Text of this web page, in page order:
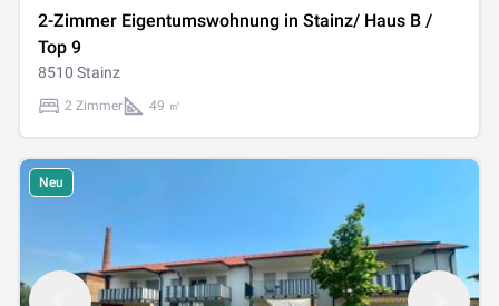
2-Zimmer Eigentumswohnung in Stainz/ Haus B /
Top 9
8510 Stainz
2 Zimmer 49 ㎡
Neu